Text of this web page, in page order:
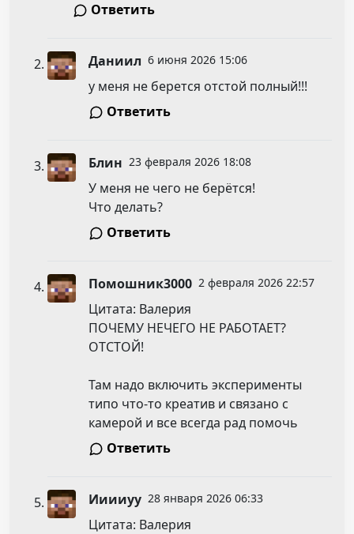
Ответить
Даниил 6 июня 2026 15:06
у меня не берется отстой полный!!!
Ответить
Блин 23 февраля 2026 18:08
У меня не чего не берётся!
Что делать?
Ответить
Помошник3000 2 февраля 2026 22:57
Цитата: Валерия
ПОЧЕМУ НЕЧЕГО НЕ РАБОТАЕТ?
ОТСТОЙ!
Там надо включить эксперименты
типо что-то креатив и связано с
камерой и все всегда рад помочь
Ответить
Ииииуу 28 января 2026 06:33
Цитата: Валерия